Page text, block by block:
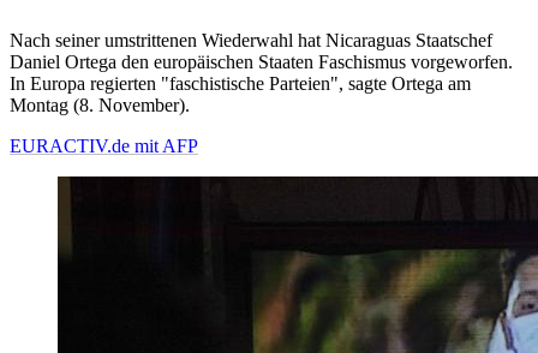
Nach seiner umstrittenen Wiederwahl hat Nicaraguas Staatschef
Daniel Ortega den europäischen Staaten Faschismus vorgeworfen.
In Europa regierten "faschistische Parteien", sagte Ortega am
Montag (8. November).
EURACTIV.de mit AFP